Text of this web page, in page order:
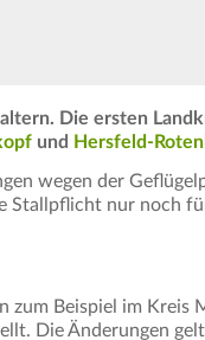
Die ersten
und Hersfeld-
wegen der
Stallpflicht nur noch
zum Beispiel im Kreis
Die Änderungen